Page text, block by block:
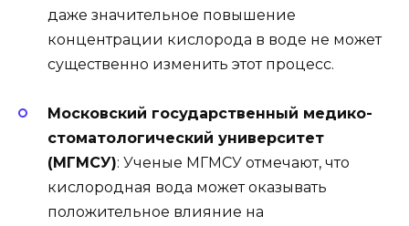
даже значительное повышение
концентрации кислорода в воде не может
существенно изменить этот процесс.
Московский государственный медико-
стоматологический университет
(МГМСУ): Ученые МГМСУ отмечают, что
кислородная вода может оказывать
положительное влияние на